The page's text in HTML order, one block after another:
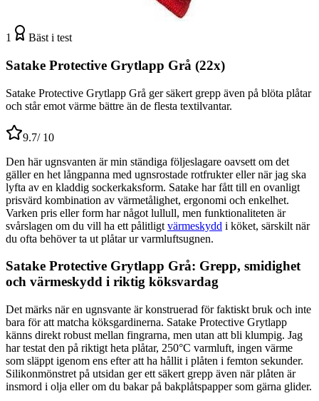
1 Bäst i test
Satake Protective Grytlapp Grå (22x)
Satake Protective Grytlapp Grå ger säkert grepp även på blöta plåtar
och står emot värme bättre än de flesta textilvantar.
9.7/ 10
Den här ugnsvanten är min ständiga följeslagare oavsett om det
gäller en het långpanna med ugnsrostade rotfrukter eller när jag ska
lyfta av en kladdig sockerkaksform. Satake har fått till en ovanligt
prisvärd kombination av värmetålighet, ergonomi och enkelhet.
Varken pris eller form har något lullull, men funktionaliteten är
svårslagen om du vill ha ett pålitligt värmeskydd i köket, särskilt när
du ofta behöver ta ut plåtar ur varmluftsugnen.
Satake Protective Grytlapp Grå: Grepp, smidighet
och värmeskydd i riktig köksvardag
Det märks när en ugnsvante är konstruerad för faktiskt bruk och inte
bara för att matcha köksgardinerna. Satake Protective Grytlapp
känns direkt robust mellan fingrarna, men utan att bli klumpig. Jag
har testat den på riktigt heta plåtar, 250°C varmluft, ingen värme
som släppt igenom ens efter att ha hållit i plåten i femton sekunder.
Silikonmönstret på utsidan ger ett säkert grepp även när plåten är
insmord i olja eller om du bakar på bakplåtspapper som gärna glider.